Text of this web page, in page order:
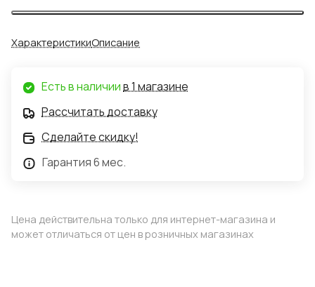
ХарактеристикиОписание
Есть в наличиив 1 магазине
Рассчитать доставку
Сделайте скидку!
Гарантия 6 мес.
Цена действительна только для интернет-магазина и
может отличаться от цен в розничных магазинах